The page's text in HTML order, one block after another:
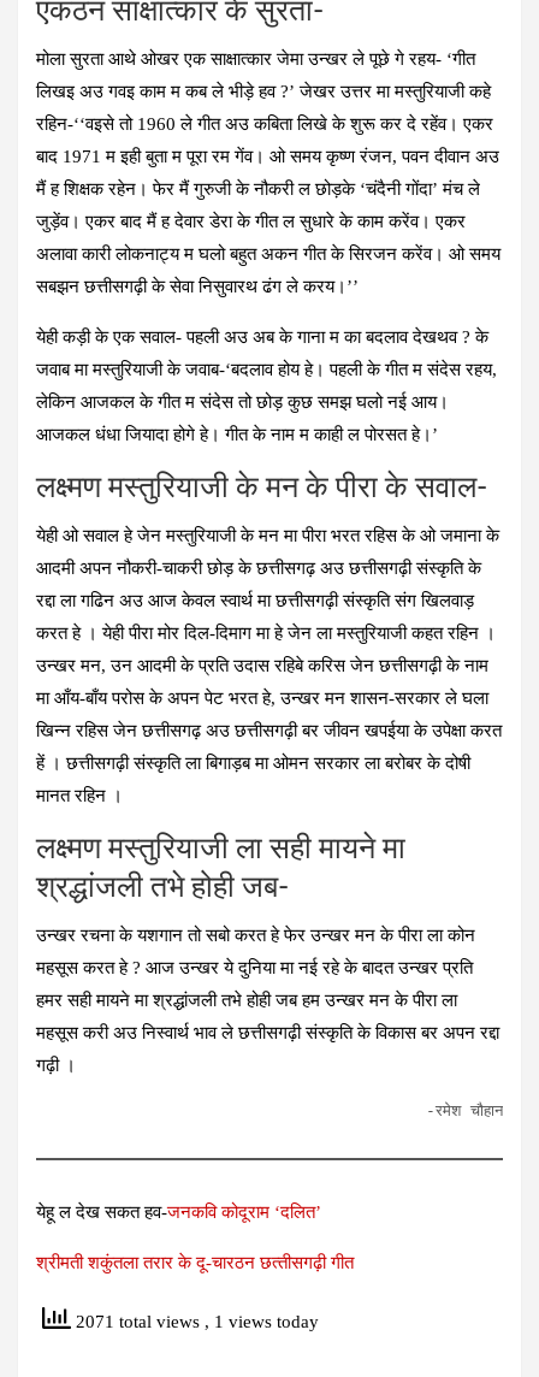
एकठन साक्षात्‍कार के सुरता-
मोला सुरता आथे ओखर एक साक्षात्कार जेमा उन्खर ले पूछे गे रहय- ‘गीत
लिखइ अउ गवइ काम म कब ले भीड़े हव ?’ जेखर उत्तर मा मस्तुरियाजी कहे
रहिन-‘‘वइसे तो 1960 ले गीत अउ कबिता लिखे के शुरू कर दे रहेंव। एकर
बाद 1971 म इही बुता म पूरा रम गेंव। ओ समय कृष्ण रंजन, पवन दीवान अउ
मैं ह शिक्षक रहेन। फेर मैं गुरुजी के नौकरी ल छोड़के ‘चंदैनी गोंदा’ मंच ले
जुड़ेंव। एकर बाद मैं ह देवार डेरा के गीत ल सुधारे के काम करेंव। एकर
अलावा कारी लोकनाट्य म घलो बहुत अकन गीत के सिरजन करेंव। ओ समय
सबझन छत्तीसगढ़ी के सेवा निसुवारथ ढंग ले करय।’’
येही कड़ी के एक सवाल- पहली अउ अब के गाना म का बदलाव देखथव ? के
जवाब मा मस्तुरियाजी के जवाब-‘बदलाव होय हे। पहली के गीत म संदेस रहय,
लेकिन आजकल के गीत म संदेस तो छोड़ कुछ समझ घलो नई आय।
आजकल धंधा जियादा होगे हे। गीत के नाम म काही ल पोरसत हे।’
लक्ष्मण मस्तुरियाजी के मन के पीरा के सवाल-
येही ओ सवाल हे जेन मस्तुरियाजी के मन मा पीरा भरत रहिस के ओ जमाना के
आदमी अपन नौकरी-चाकरी छोड़ के छत्तीसगढ़ अउ छत्तीसगढ़ी संस्कृति के
रद्दा ला गढिन अउ आज केवल स्वार्थ मा छत्तीसगढ़ी संस्कृति संग खिलवाड़
करत हे । येही पीरा मोर दिल-दिमाग मा हे जेन ला मस्तुरियाजी कहत रहिन ।
उन्खर मन, उन आदमी के प्रति उदास रहिबे करिस जेन छत्तीसगढ़ी के नाम
मा आँय-बाँय परोस के अपन पेट भरत हे, उन्खर मन शासन-सरकार ले घला
खिन्न रहिस जेन छत्तीसगढ़ अउ छत्तीसगढ़ी बर जीवन खपईया के उपेक्षा करत
हें । छत्तीसगढ़ी संस्कृति ला बिगाड़ब मा ओमन सरकार ला बरोबर के दोषी
मानत रहिन ।
लक्ष्मण मस्तुरियाजी ला सही मायने मा
श्रद्धांजली तभे होही जब-
उन्खर रचना के यशगान तो सबो करत हे फेर उन्खर मन के पीरा ला कोन
महसूस करत हे ? आज उन्खर ये दुनिया मा नई रहे के बादत उन्खर प्रति
हमर सही मायने मा श्रद्धांजली तभे होही जब हम उन्खर मन के पीरा ला
महसूस करी अउ निस्वार्थ भाव ले छत्तीसगढ़ी संस्कृति के विकास बर अपन रद्दा
गढ़ी ।
-रमेश चौहान
येहू ल देख सकत हव-जनकवि कोदूराम ‘दलित’
श्रीमती शकुंतला तरार के दू-चारठन छत्‍तीसगढ़ी गीत
2071 total views , 1 views today